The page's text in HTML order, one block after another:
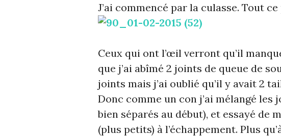
J’ai commencé par la culasse. Tout
Ceux qui ont l’œil verront qu’il
que j’ai abîmé 2 joints de queue de
joints mais j’ai oublié qu’il y avait 2
Donc comme un con j’ai mélangé les
bien séparés au début), et essayé de
(plus petits) à l’échappement. Plus